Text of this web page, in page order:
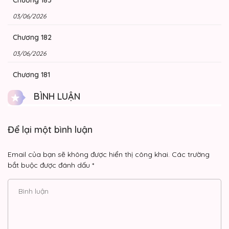
03/06/2026
Chương 182
03/06/2026
Chương 181
03/06/2026
03/06/2026
Chương 179
03/06/2026
Chương 178
BÌNH LUẬN
Để lại một bình luận
Email của bạn sẽ không được hiển thị công khai. Các trường
bắt buộc được đánh dấu *